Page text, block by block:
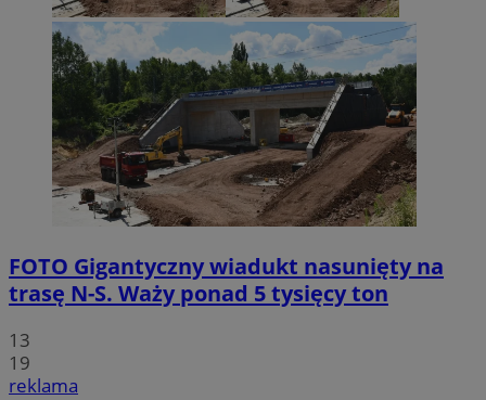
FOTO Gigantyczny wiadukt nasunięty na
trasę N-S. Waży ponad 5 tysięcy ton
13
19
reklama